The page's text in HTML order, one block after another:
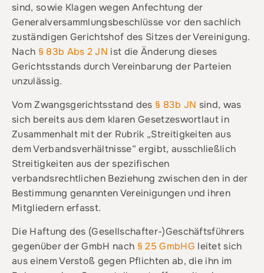
sind, sowie Klagen wegen Anfechtung der
Generalversammlungsbeschlüsse vor den sachlich
zuständigen Gerichtshof des Sitzes der Vereinigung.
Nach § 83b Abs 2 JN ist die Änderung dieses
Gerichtsstands durch Vereinbarung der Parteien
unzulässig.
Vom Zwangsgerichtsstand des § 83b JN sind, was
sich bereits aus dem klaren Gesetzeswortlaut in
Zusammenhalt mit der Rubrik „Streitigkeiten aus
dem Verbandsverhältnisse“ ergibt, ausschließlich
Streitigkeiten aus der spezifischen
verbandsrechtlichen Beziehung zwischen den in der
Bestimmung genannten Vereinigungen und ihren
Mitgliedern erfasst.
Die Haftung des (Gesellschafter-)Geschäftsführers
gegenüber der GmbH nach § 25 GmbHG leitet sich
aus einem Verstoß gegen Pflichten ab, die ihn im